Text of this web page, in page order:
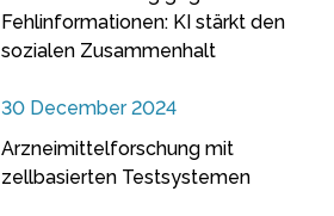
Fehlinformationen: KI stärkt den
sozialen Zusammenhalt
30 December 2024
Arzneimittelforschung mit
zellbasierten Testsystemen